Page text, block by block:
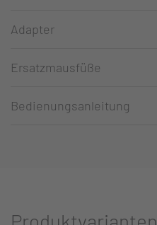
Adapter
Ersatzmausfüße
Bedienungsanleitung